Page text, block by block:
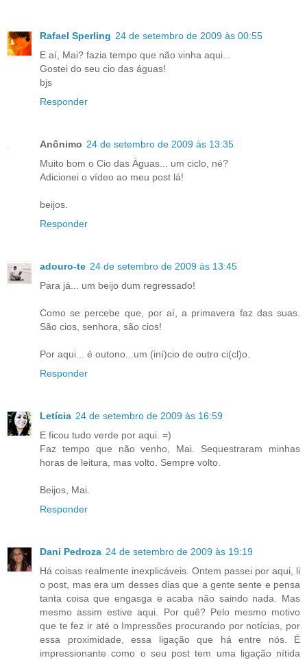
Rafael Sperling 24 de setembro de 2009 às 00:55
E aí, Mai? fazia tempo que não vinha aqui...
Gostei do seu cio das águas!
bjs
Responder
Anônimo 24 de setembro de 2009 às 13:35
Muito bom o Cio das Águas... um ciclo, né?
Adicionei o vídeo ao meu post lá!
beijos.
Responder
adouro-te 24 de setembro de 2009 às 13:45
Para já... um beijo dum regressado!
Como se percebe que, por aí, a primavera faz das suas.
São cios, senhora, são cios!
Por aqui... é outono...um (iní)cio de outro ci(cl)o.
Responder
Letícia 24 de setembro de 2009 às 16:59
E ficou tudo verde por aqui. =)
Faz tempo que não venho, Mai. Sequestraram minhas
horas de leitura, mas volto. Sempre volto.
Beijos, Mai.
Responder
Dani Pedroza 24 de setembro de 2009 às 19:19
Há coisas realmente inexplicáveis. Ontem passei por aqui, li
o post, mas era um desses dias que a gente sente e pensa
tanta coisa que engasga e acaba não saindo nada. Mas
mesmo assim estive aqui. Por quê? Pelo mesmo motivo
que te fez ir até o Impressões procurando por notícias, por
essa proximidade, essa ligação que há entre nós. É
impressionante como o seu post tem uma ligação nítida